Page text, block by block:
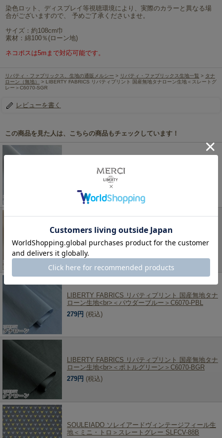
染色ロット、ディスプレイ等視聴環境により、実際のカラーと異なる場
合がございますので、 予めご了承くださいませ。
サイズ：約108cm巾
素材：綿100％(ローン地)
ネコポスは5mまで対応可能です。
リバティ・ファブリックス、生地の通販メルシー > リバティ・ファブリックス生地一覧 > タナ
ローン（無地）
> LIBERTY FABRICS リバティプリント 国産無地タナローン生地＜スレートグ
レー＞C6070-SGR
レビューを書く
この商品を見た人は、こちらの商品もチェックしています！
ローン生地<br>＜スカイブルー＞C6070-SBL
LIBERTY FABRICS リバティプリント 国産無地タナ
ローン生地<br>＜コーニッシュクリーム＞C6070-
CCR
279円 (税込)
LIBERTY FABRICS リバティプリント 国産無地タナ
ローン生地<br>＜パウダーブルー＞C6070-PBL
279円 (税込)
LIBERTY FABRICS リバティプリント 国産無地タナ
ローン生地<br>＜ボトルグリーン＞C6070-BGR
279円 (税込)
SOULEIADO ソレイアードヴィンテージフィール生
地＜ミニ・トロ＞スレートグレー SLFCV-88B